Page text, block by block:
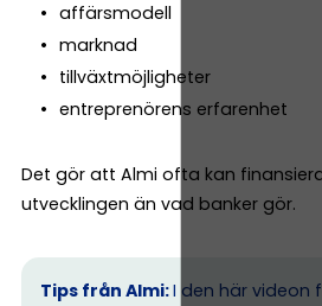
affärsmodell
marknad
tillväxtmöjligheter
entreprenörens erfarenhet
Det gör att Almi ofta kan
utvecklingen än vad banker gör.
Tips från Almi:I den här videon